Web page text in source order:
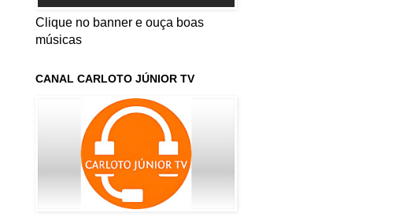
Clique no banner e ouça boas
músicas
CANAL CARLOTO JÚNIOR TV